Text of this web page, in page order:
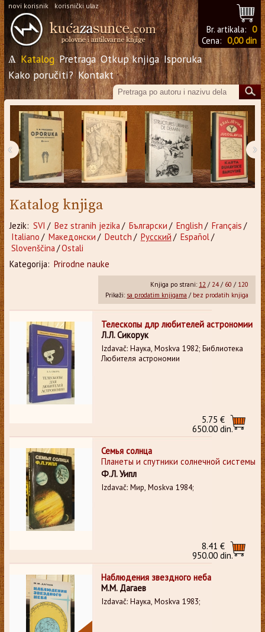
novi korisnik korisnički ulaz
Br. artikala: 0
Cena: 0,00 din
Ѧ Katalog Pretraga Otkup knjiga Isporuka
Kako poručiti? Kontakt
‹ ›
Katalog knjiga
Jezik: SVI / Bez stranih jezika / Български / English / Français /
Italiano / Македонски / Deutch / Русский / Español/
Slovenščina /Ostali
Kategorija: Prirodne nauke
Knjiga po strani: 12 /24/ 60 / 120
Prikaži: sa prodatim knjigama / bez prodatih knjiga
Телескопы длр любителей астрономии
Л.Л. Сикорук
Izdavač: Наука, Moskva 1982; Библиотека
Любителя астрономии
5.75 €
650.00 din.
Семья солнца
Планеты и спутники солнечной системы
Ф.Л. Уипл
Izdavač: Мир, Moskva 1984;
8.41 €
950.00 din.
Наблюдения звездного неба
М.М. Дагаев
Izdavač: Наука, Moskva 1983;